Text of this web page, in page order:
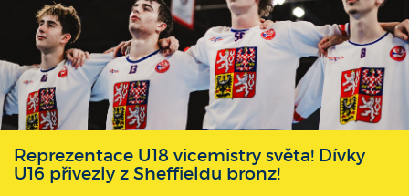
Reprezentace U18 vicemistry světa! Dívky
U16 přivezly z Sheffieldu bronz!